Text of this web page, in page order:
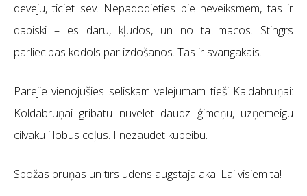
devēju, ticiet sev. Nepadodieties pie neveiksmēm, tas ir
dabiski – es daru, kļūdos, un no tā mācos. Stingrs
pārliecības kodols par izdošanos. Tas ir svarīgākais.
Pārējie vienojušies sēliskam vēlējumam tieši Kaldabruņai:
Koldabruņai gribātu nūvēlēt daudz ģimeņu, uzņēmeigu
cilvāku i lobus ceļus. I nezaudēt kūpeibu.
Spožas bruņas un tīrs ūdens augstajā akā. Lai visiem tā!